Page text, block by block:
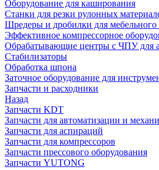
Оборудование для каширования
Станки для резки рулонных
Шредеры и дробилки для мебельного
Эффективное компрессорное
Обрабатывающие центры с ЧПУ для
Стабилизаторы
Обработка шпона
Заточное оборудование для
Запчасти и расходники
Назад
Запчасти KDT
Запчасти для автоматизации и
Запчасти для аспираций
Запчасти для компрессоров
Запчасти прессового оборудования
Запчасти YUTONG